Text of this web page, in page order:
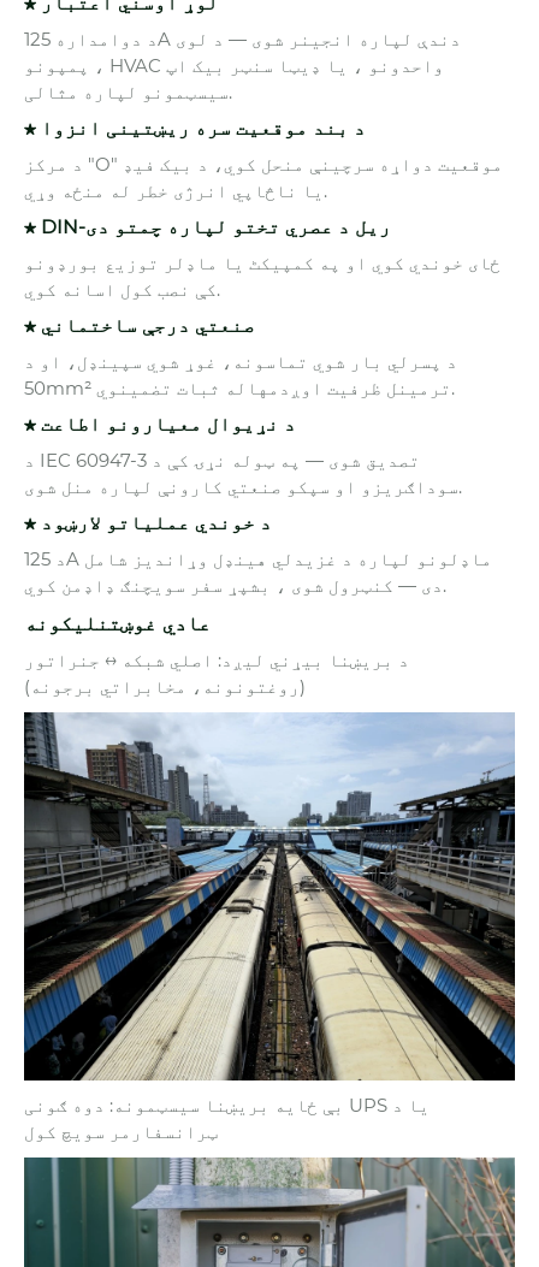
د دوامداره 125A دندې لپاره انجینر شوی — د لوی
پمپونو ، HVAC واحدونو ، یا ډیټا سنټر بیک اپ
سیسټمونو لپاره مثالی.
★ د بند موقعیت سره ریښتینی انزوا
د مرکز "O" موقعیت دواړه سرچینې منحل کوي، د بیک فیډ
یا ناڅاپي انرژی خطر له منځه وړي.
★ DIN-ریل د عصري تختو لپاره چمتو دی
ځای خوندي کوي او په کمپیکٹ یا ماډلر توزیع بورډونو
کې نصب کول اسانه کوي.
★ صنعتي درجې ساختماني
د پسرلي بار شوي تماسونه، غوړ شوي سپینډل، او د
50mm² ترمینل ظرفیت اوږدمهاله ثبات تضمینوي.
★ د نړیوال معیارونو اطاعت
د IEC 60947-3 تصدیق شوی — په ټوله نړۍ کې د
سوداګریزو او سپکو صنعتي کارونې لپاره منل شوی.
★ د خوندي عملیاتو لارښود
د 125A ماډلونو لپاره د غزیدلي هینډل وړاندیز شامل
دی — کنټرول شوی ، بشپړ سفر سویچنګ ډاډمن کوي.
عادي غوښتنلیکونه
د بریښنا بیړني لیږد: اصلي شبکه ↔ جنراتور
(روغتونونه، مخابراتي برجونه)
بې ځایه بریښنا سیسټمونه: دوه ګونی UPS یا د
ټرانسفارمر سویچ کول